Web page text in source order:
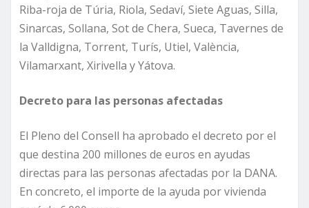
Riba-roja de Túria, Riola, Sedaví, Siete Aguas, Silla,
Sinarcas, Sollana, Sot de Chera, Sueca, Tavernes de
la Valldigna, Torrent, Turís, Utiel, València,
Vilamarxant, Xirivella y Yátova.
Decreto para las personas afectadas
El Pleno del Consell ha aprobado el decreto por el
que destina 200 millones de euros en ayudas
directas para las personas afectadas por la DANA.
En concreto, el importe de la ayuda por vivienda